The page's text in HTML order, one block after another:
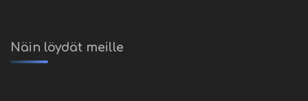
Näin löydät meille